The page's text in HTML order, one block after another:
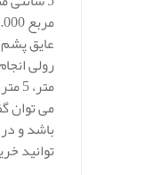
می توان
باشد و
توانید